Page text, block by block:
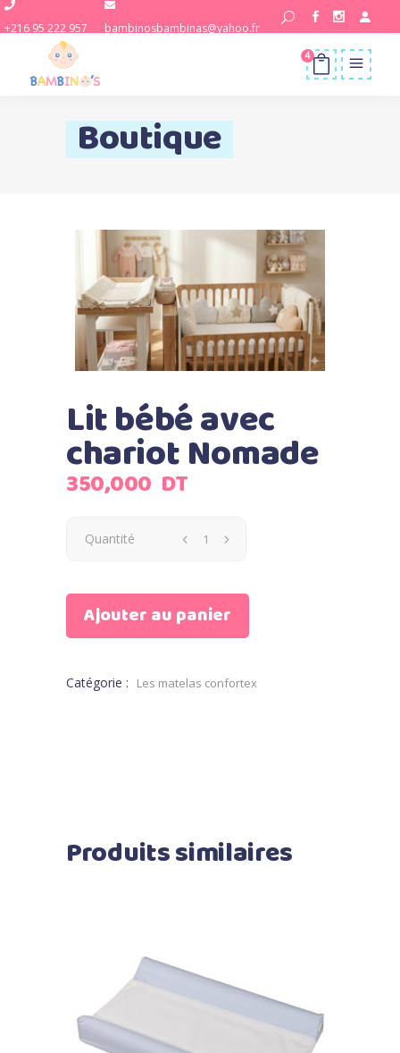
+216 95 222 957 bambinosbambinas@yahoo.fr
4
Boutique
Lit bébé avec
chariot Nomade
350,000 DT
Quantité
Ajouter au panier
Catégorie : Les matelas confortex
Produits similaires
Ajouter au panier